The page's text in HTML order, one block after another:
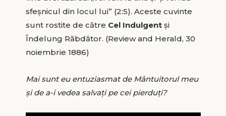
sfeșnicul din locul lui” (2:5). Aceste cuvinte
sunt rostite de către Cel Indulgent și
Îndelung Răbdător. (Review and Herald, 30
noiembrie 1886)
Mai sunt eu entuziasmat de Mântuitorul meu
și de a-i vedea salvați pe cei pierduți?